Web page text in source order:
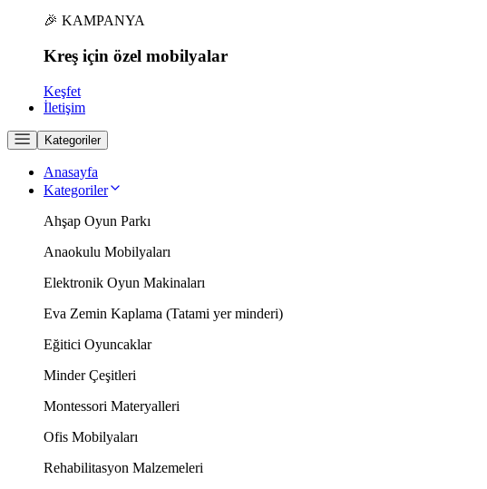
🎉 KAMPANYA
Kreş için özel mobilyalar
Keşfet
İletişim
Kategoriler
Anasayfa
Kategoriler
Ahşap Oyun Parkı
Anaokulu Mobilyaları
Elektronik Oyun Makinaları
Eva Zemin Kaplama (Tatami yer minderi)
Eğitici Oyuncaklar
Minder Çeşitleri
Montessori Materyalleri
Ofis Mobilyaları
Rehabilitasyon Malzemeleri